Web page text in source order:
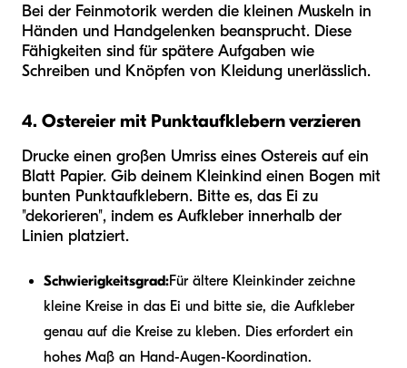
Bei der Feinmotorik werden die kleinen Muskeln in
Händen und Handgelenken beansprucht. Diese
Fähigkeiten sind für spätere Aufgaben wie
Schreiben und Knöpfen von Kleidung unerlässlich.
4. Ostereier mit Punktaufklebern verzieren
Drucke einen großen Umriss eines Ostereis auf ein
Blatt Papier. Gib deinem Kleinkind einen Bogen mit
bunten Punktaufklebern. Bitte es, das Ei zu
"dekorieren", indem es Aufkleber innerhalb der
Linien platziert.
Schwierigkeitsgrad:Für ältere Kleinkinder zeichne
kleine Kreise in das Ei und bitte sie, die Aufkleber
genau auf die Kreise zu kleben. Dies erfordert ein
hohes Maß an Hand-Augen-Koordination.